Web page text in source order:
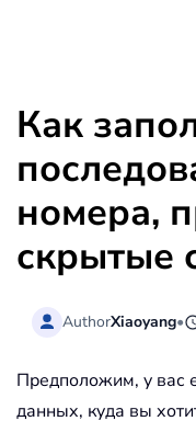
Как
номера,
скрытые
AuthorXiaoyang•
Предположим, у вас
данных, куда вы